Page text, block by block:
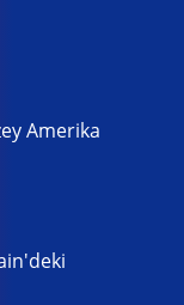
Amerika